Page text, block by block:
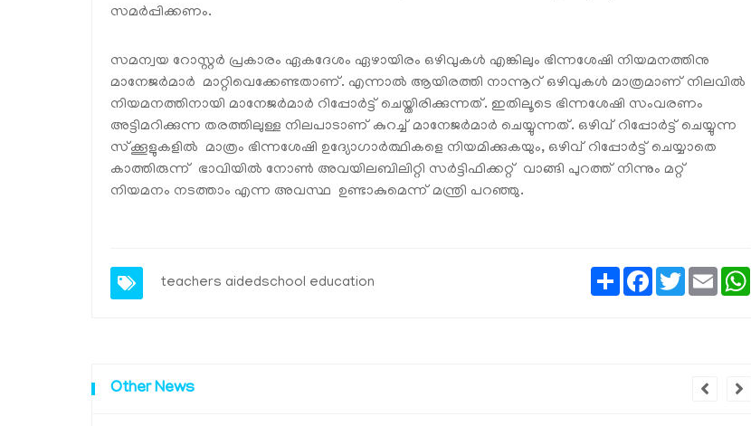
സമർപ്പിക്കണം.
സമന്വയ റോസ്റ്റർ പ്രകാരം ഏകദേശം ഏഴായിരം ഒഴിവുകൾ എങ്കിലും ഭിന്നശേഷി നിയമനത്തിനു
മാനേജർമാർ മാറ്റിവെക്കേണ്ടതാണ്. എന്നാൽ ആയിരത്തി നാന്നൂറ് ഒഴിവുകൾ മാത്രമാണ് നിലവിൽ
നിയമനത്തിനായി മാനേജർമാർ റിപ്പോർട്ട് ചെയ്തിരിക്കുന്നത്. ഇതിലൂടെ ഭിന്നശേഷി സംവരണം
അട്ടിമറിക്കുന്ന തരത്തിലുള്ള നിലപാടാണ് കുറച്ച് മാനേജർമാർ ചെയ്യുന്നത്. ഒഴിവ് റിപ്പോർട്ട് ചെയ്യുന്ന
സ്‌ക്കൂളുകളിൽ മാത്രം ഭിന്നശേഷി ഉദ്യോഗാർത്ഥികളെ നിയമിക്കുകയും, ഒഴിവ് റിപ്പോർട്ട് ചെയ്യാതെ
കാത്തിരുന്ന് ഭാവിയിൽ നോൺ അവയിലബിലിറ്റി സർട്ടിഫിക്കറ്റ് വാങ്ങി പുറത്ത് നിന്നും മറ്റ്
നിയമനം നടത്താം എന്ന അവസ്ഥ ഉണ്ടാകുമെന്ന് മന്ത്രി പറഞ്ഞു.
teachers aidedschool education
ShareFacebook
TwitterEmail
Other News